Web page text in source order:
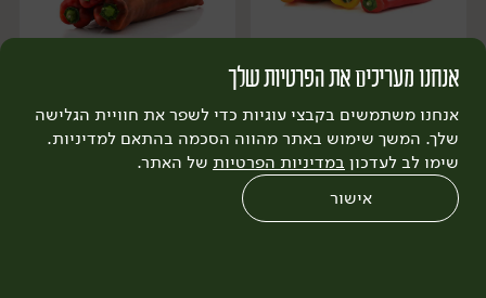
יח׳ ק״ג יח׳ ק״ג
15.90
₪ / מארז
(מארז 3-4 יח')
600 גרם
2.65 ₪ ל-100 גרם
פלפל שושקה מתוק
אנחנו מעריכים את הפרטיות שלך
אנחנו משתמשים בקבצי עוגיות כדי לשפר את חוויית הגלישה
שלך. המשך שימוש באתר מהווה הסכמה בהתאם למדיניות.
שימו לב לעדכון במדיניות הפרטיות של האתר.
אישור